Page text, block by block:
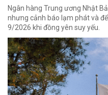
Ngân hàng Trung ương Nhật
nhưng cảnh báo lạm phát và
9/2026 khi đồng yên suy yếu.